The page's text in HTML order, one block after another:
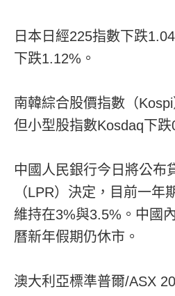
日本日經225指數下跌
下跌1.12%。
南韓綜合股價指數（
但小型股指數Kosdaq下跌
中國人民銀行今日將公布
（LPR）決定，目前一年
維持在3%與3.5%。中國
曆新年假期仍休市。
澳大利亞標準普爾/ASX